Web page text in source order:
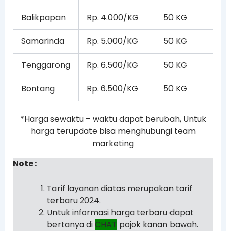
Balikpapan Rp. 4.000/KG 50 KG
Samarinda Rp. 5.000/KG 50 KG
Tenggarong Rp. 6.500/KG 50 KG
Bontang Rp. 6.500/KG 50 KG
*Harga sewaktu – waktu dapat berubah, Untuk
harga terupdate bisa menghubungi team
marketing
Note :
Tarif layanan diatas merupakan tarif
terbaru 2024.
Untuk informasi harga terbaru dapat
bertanya diCHAT pojok kanan bawah.